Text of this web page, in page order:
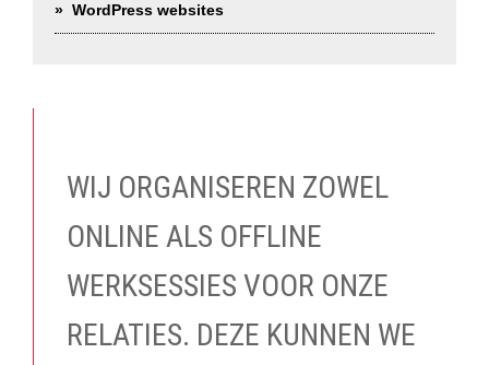
WordPress websites
WIJ ORGANISEREN ZOWEL
ONLINE ALS OFFLINE
WERKSESSIES VOOR ONZE
RELATIES. DEZE KUNNEN WE